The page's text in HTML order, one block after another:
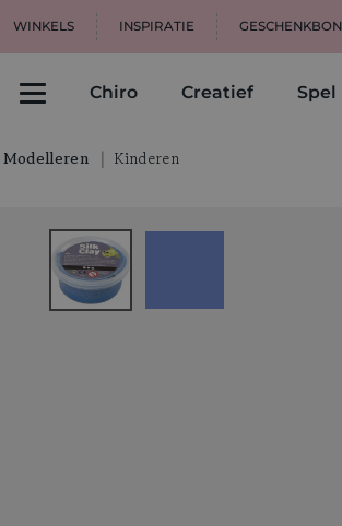
WINKELS INSPIRATIE GESCHENKBON
Chiro Creatief Spel
Modelleren Kinderen